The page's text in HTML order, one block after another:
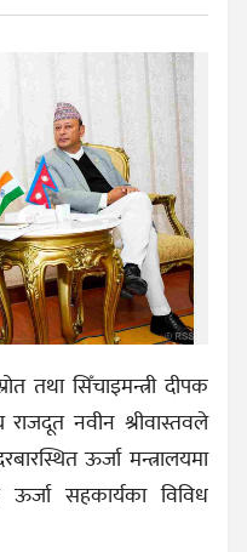
तथा सिँचाइमन्त्री दीपक
नवीन श्रीवास्तवले
ऊर्जा मन्त्रालयमा
सहकार्यका विविध